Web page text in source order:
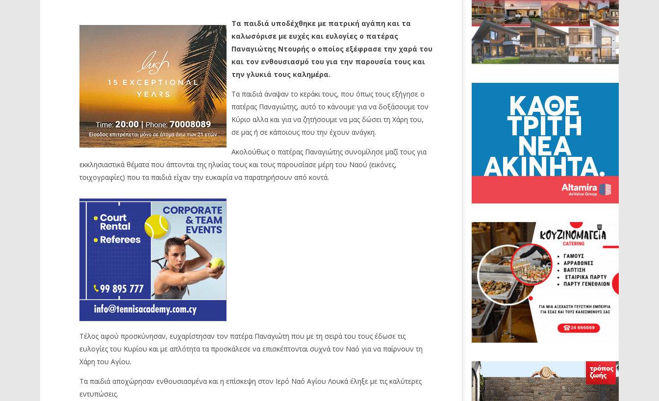
Τα παιδιά υποδέχθηκε με πατρική αγάπη και τα
καλωσόρισε με ευχές και ευλογίες ο πατέρας
Παναγιώτης Ντουρής ο οποίος εξέφρασε την χαρά του
και τον ενθουσιασμό του για την παρουσία τους και
την γλυκιά τους καλημέρα.
Τα παιδιά άναψαν το κεράκι τους, που όπως τους εξήγησε ο
πατέρας Παναγιώτης, αυτό το κάνουμε για να δοξάσουμε τον
Κύριο αλλα και για να ζητήσουμε να μας δώσει τη Χάρη του,
σε μας ή σε κάποιους που την έχουν ανάγκη.
Ακολούθως ο πατέρας Παναγιώτης συνομίλησε μαζί τους για
εκκλησιαστικά θέματα που άπτονται της ηλικίας τους και τους παρουσίασε μέρη του Ναού (εικόνες,
τοιχογραφίες) που τα παιδιά είχαν την ευκαιρία να παρατηρήσουν από κοντά.
Τέλος αφού προσκύνησαν, ευχαρίστησαν τον πατέρα Παναγιώτη που με τη σειρά του τους έδωσε τις
ευλογίες του Κυρίου και με απλότητα τα προσκάλεσε να επισκέπτονται συχνά τον Ναό για να παίρνουν τη
Χάρη του Αγίου.
Τα παιδιά αποχώρησαν ενθουσιασμένα και η επίσκεψη στον Ιερό Ναό Αγίου Λουκά έληξε με τις καλύτερες
εντυπώσεις.